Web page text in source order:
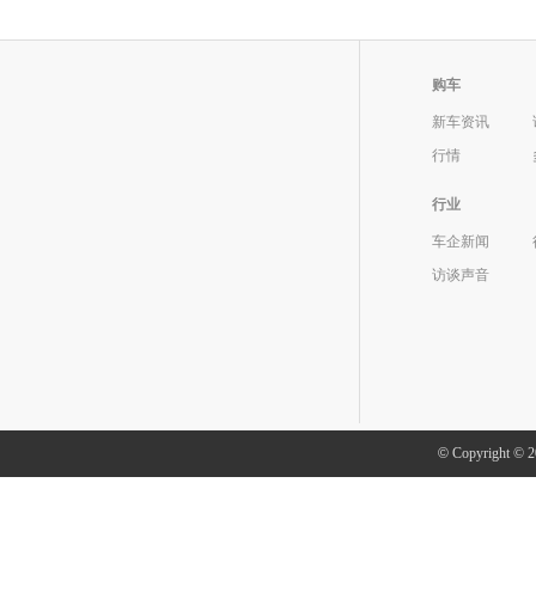
购车
新车资讯
行情
行业
车企新闻
访谈声音
©Copyright ©